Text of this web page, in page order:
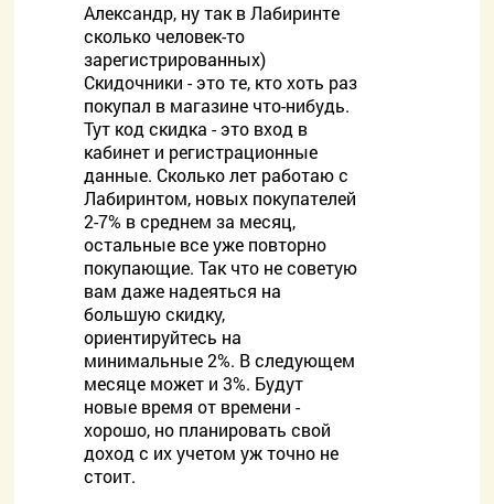
Александр, ну так в Лабиринте
сколько человек-то
зарегистрированных)
Скидочники - это те, кто хоть раз
покупал в магазине что-нибудь.
Тут код скидка - это вход в
кабинет и регистрационные
данные. Сколько лет работаю с
Лабиринтом, новых покупателей
2-7% в среднем за месяц,
остальные все уже повторно
покупающие. Так что не советую
вам даже надеяться на
большую скидку,
ориентируйтесь на
минимальные 2%. В следующем
месяце может и 3%. Будут
новые время от времени -
хорошо, но планировать свой
доход с их учетом уж точно не
стоит.